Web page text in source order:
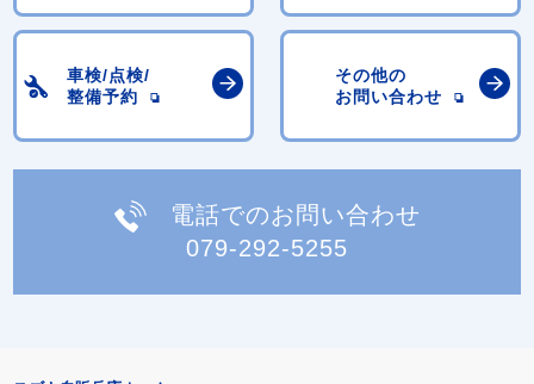
車検/点検/
整備予約
その他の
お問い合わせ
電話でのお問い合わせ
079-292-5255